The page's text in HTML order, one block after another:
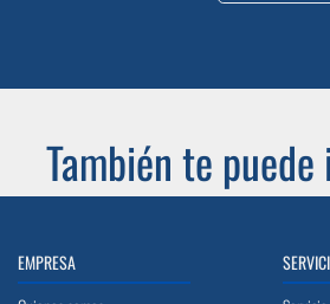
También te
EMPRESA